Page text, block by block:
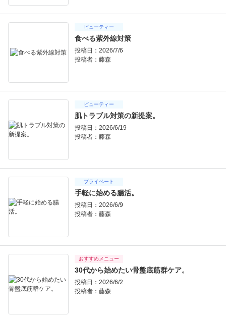
ビューティー
食べる紫外線対策
投稿日：2026/7/6
投稿者： 藤森
ビューティー
肌トラブル対策の新提案。
投稿日：2026/6/19
投稿者： 藤森
プライベート
手軽に始める腸活。
投稿日：2026/6/9
投稿者： 藤森
おすすめメニュー
30代から始めたい骨盤底筋群ケア。
投稿日：2026/6/2
投稿者： 藤森